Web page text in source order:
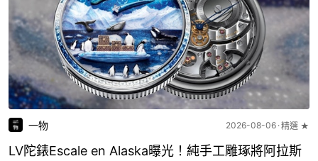
一物 2026-08-06 精選 ★
LV陀錶Escale en Alaska曝光！純手工雕琢將阿拉斯